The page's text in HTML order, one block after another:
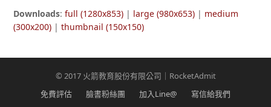
Downloads:full (1280x853) | large (980x653) | medium
(300x200) |thumbnail (150x150)
© 2017 火箭教育股份有限公司｜RocketAdmit
免費評估
臉書粉絲團 加入Line@ 寫信給我們